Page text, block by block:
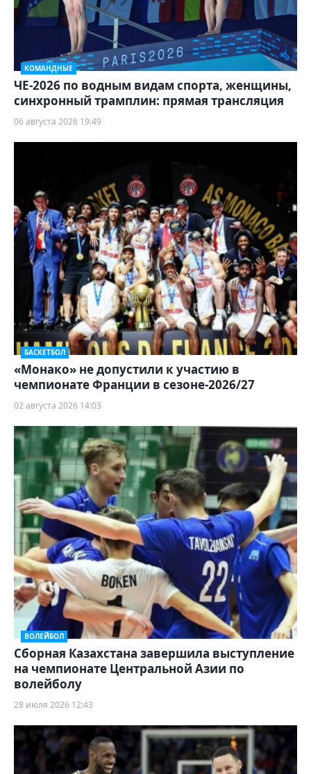
КОМАНДНЫЕ
ЧЕ-2026 по водным видам спорта, женщины,
синхронный трамплин: прямая трансляция
06 августа 2026 19:49
БАСКЕТБОЛ
«Монако» не допустили к участию в
чемпионате Франции в сезоне-2026/27
02 августа 2026 14:03
ВОЛЕЙБОЛ
Сборная Казахстана завершила выступление
на чемпионате Центральной Азии по
волейболу
28 июля 2026 12:43